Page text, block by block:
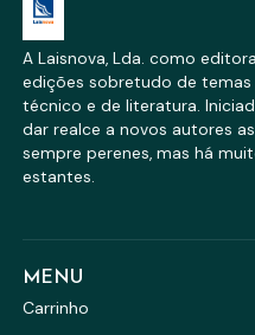
A Laisnova, Lda. como
edições sobretudo de temas
técnico e de literatura.
dar realce a novos autores
sempre perenes, mas há
estantes.
MENU
Carrinho